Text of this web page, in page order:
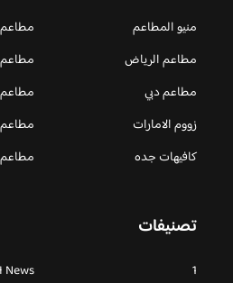
منيو المطاعم
مطاعم الرياض
مطاعم
مطاعم دبي
زووم الامارات
مطاعم
كافيهات جده
تصنيفات
1
News